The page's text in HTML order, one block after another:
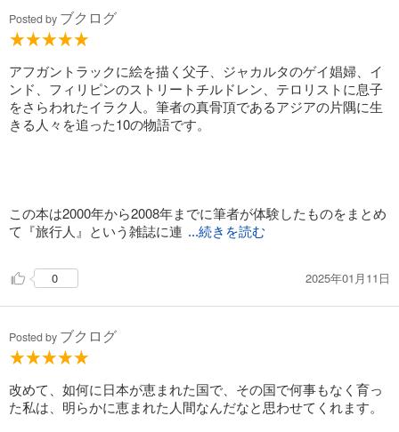
Posted by ブクログ
アフガントラックに絵を描く父子、ジャカルタのゲイ娼婦、イ
ンド、フィリピンのストリートチルドレン、テロリストに息子
をさらわれたイラク人。筆者の真骨頂であるアジアの片隅に生
きる人々を追った10の物語です。
この本は2000年から2008年までに筆者が体験したものをまとめ
て『旅行人』という雑誌に連 ...続きを読む
0 2025年01月11日
Posted by ブクログ
改めて、如何に日本が恵まれた国で、その国で何事もなく育っ
た私は、明らかに恵まれた人間なんだなと思わせてくれます。